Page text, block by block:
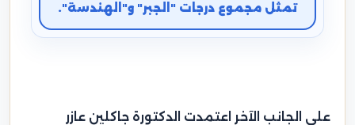
تمثل مجموع درجات "الجبر" و"الهندسة".
على الجانب الآخر اعتمدت الدكتورة جاكلين عازر